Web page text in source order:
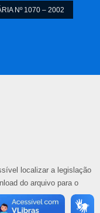
Nº 1070 – 2002
localizar a legislação
do arquivo para o